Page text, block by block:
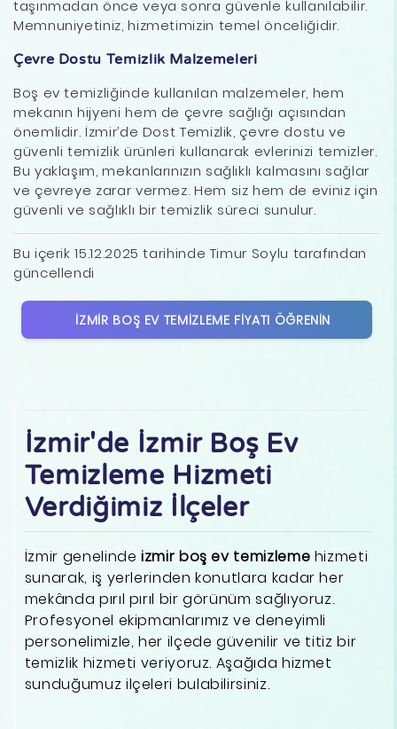
taşınmadan önce veya sonra güvenle kullanılabilir.
Memnuniyetiniz, hizmetimizin temel önceliğidir.
Çevre Dostu Temizlik Malzemeleri
Boş ev temizliğinde kullanılan malzemeler, hem
mekanın hijyeni hem de çevre sağlığı açısından
önemlidir. İzmir’de Dost Temizlik, çevre dostu ve
güvenli temizlik ürünleri kullanarak evlerinizi temizler.
Bu yaklaşım, mekanlarınızın sağlıklı kalmasını sağlar
ve çevreye zarar vermez. Hem siz hem de eviniz için
güvenli ve sağlıklı bir temizlik süreci sunulur.
Bu içerik 15.12.2025 tarihinde Timur Soylu tarafından
güncellendi
İZMIR BOŞ EV TEMIZLEME FIYATI ÖĞRENIN
İzmir'de İzmir Boş Ev
Temizleme Hizmeti
Verdiğimiz İlçeler
İzmir genelindeizmir boş ev temizleme hizmeti
sunarak, iş yerlerinden konutlara kadar her
mekânda pırıl pırıl bir görünüm sağlıyoruz.
Profesyonel ekipmanlarımız ve deneyimli
personelimizle, her ilçede güvenilir ve titiz bir
temizlik hizmeti veriyoruz. Aşağıda hizmet
sunduğumuz ilçeleri bulabilirsiniz.